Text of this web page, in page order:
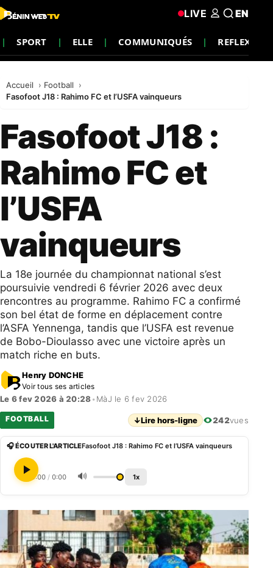
SPORT ELLE COMMUNIQUÉS REFLEXION
LIVE EN
Accueil
Football
Fasofoot J18 : Rahimo FC et l’USFA vainqueurs
Fasofoot J18 :
Rahimo FC et
l’USFA
vainqueurs
La 18e journée du championnat national s’est
poursuivie vendredi 6 février 2026 avec deux
rencontres au programme. Rahimo FC a confirmé
son bel état de forme en déplacement contre
l’ASFA Yennenga, tandis que l’USFA est revenue
de Bobo-Dioulasso avec une victoire après un
match riche en buts.
Henry DONCHE
Voir tous ses articles
Le 6 fev 2026 à 20:28• MàJ le 6 fev 2026
FOOTBALL ↓Lire hors-ligne 242vues
🎧 ÉCOUTER L'ARTICLEFasofoot J18 : Rahimo FC et l’USFA vainqueurs
0:00 / 0:00 🔊 1x